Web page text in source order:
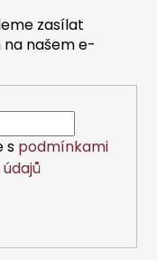
zasílat
našem e-
s podmínkami